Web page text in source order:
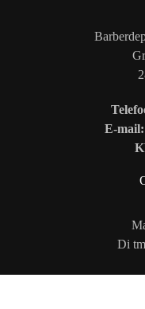
E-mail:
Di